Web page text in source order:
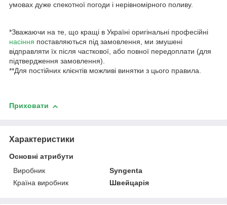
умовах дуже спекотної погоди і нерівномірного поливу.
*Зважаючи на те, що кращі в Україні оригінальні професійні
насіння поставляються під замовлення, ми змушені
відправляти їх після часткової, або повної передоплати (для
підтвердження замовлення).
**Для постійних клієнтів можливі винятки з цього правила.
Приховати
Характеристики
Основні атрибути
Виробник
Syngenta
Країна виробник
Швейцарія